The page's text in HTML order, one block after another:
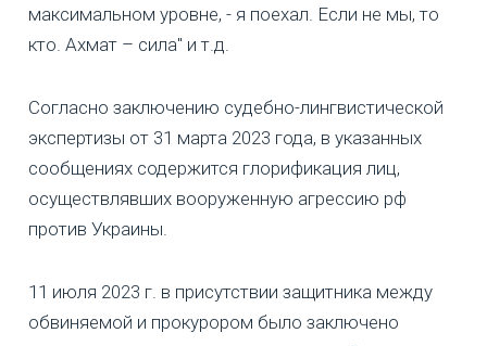
максимальном уровне, - я поехал. Если не мы, то
кто. Ахмат – сила" и т.д.
Согласно заключению судебно-лингвистической
экспертизы от 31 марта 2023 года, в указанных
сообщениях содержится глорификация лиц,
осуществлявших вооруженную агрессию рф
против Украины.
11 июля 2023 г. в присутствии защитника между
обвиняемой и прокурором было заключено